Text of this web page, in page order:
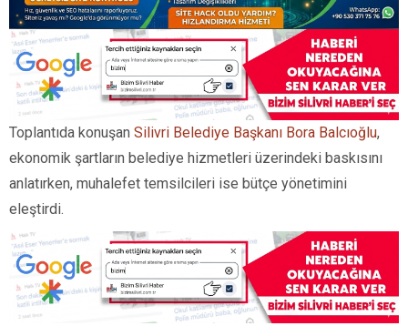
Toplantıda konuşan Silivri Belediye Başkanı Bora Balcıoğlu,
ekonomik şartların belediye hizmetleri üzerindeki baskısını
anlatırken, muhalefet temsilcileri ise bütçe yönetimini
eleştirdi.